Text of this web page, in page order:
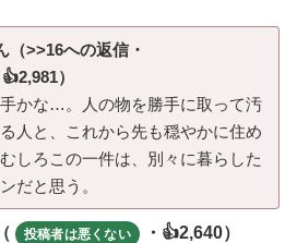
（>>16への返信・
👍2,981）
かな…。人の物を勝手に取って汚
人と、これから先も穏やかに住め
しろこの一件は、別々に暮らした
だと思う。
投稿者は悪くない
・👍2,640）